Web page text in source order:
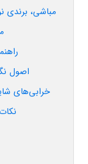
مباشی، برندی
اصول
خرابی‌های